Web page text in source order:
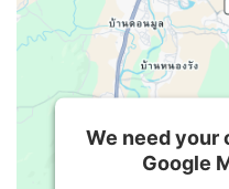
We need your
Google